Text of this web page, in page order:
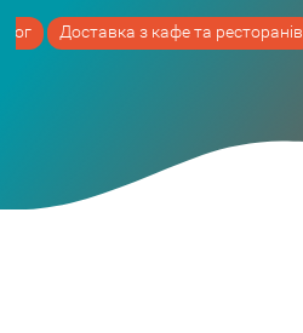
Доставка з кафе та ресторанів